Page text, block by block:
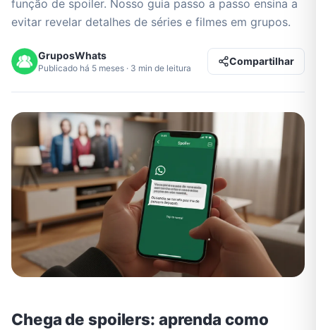
função de spoiler. Nosso guia passo a passo ensina a
evitar revelar detalhes de séries e filmes em grupos.
GruposWhats
Publicado há 5 meses · 3 min de leitura
Compartilhar
Chega de spoilers: aprenda como